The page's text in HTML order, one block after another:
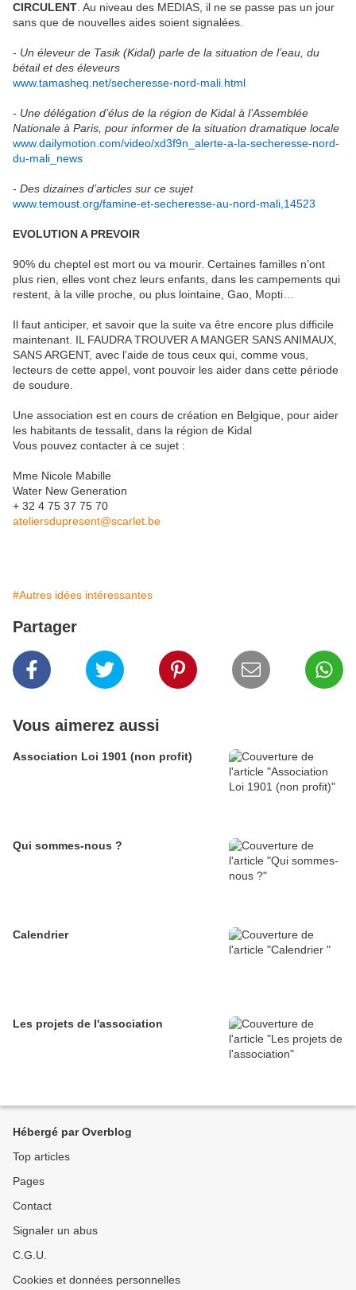
CIRCULENT . Au niveau des MEDIAS, il ne se passe pas un jour
sans que de nouvelles aides soient signalées.
- Un éleveur de Tasik (Kidal) parle de la situation de l’eau, du
bétail et des éleveurs
www.tamasheq.net/secheresse-nord-mali.html
- Une délégation d’élus de la région de Kidal à l’Assemblée
Nationale à Paris, pour informer de la situation dramatique locale
www.dailymotion.com/video/xd3f9n_alerte-a-la-secheresse-nord-
du-mali_news
- Des dizaines d’articles sur ce sujet
www.temoust.org/famine-et-secheresse-au-nord-mali,14523
EVOLUTION A PREVOIR
90% du cheptel est mort ou va mourir. Certaines familles n’ont
plus rien, elles vont chez leurs enfants, dans les campements qui
restent, à la ville proche, ou plus lointaine, Gao, Mopti…
Il faut anticiper, et savoir que la suite va être encore plus difficile
maintenant. IL FAUDRA TROUVER A MANGER SANS ANIMAUX,
SANS ARGENT, avec l’aide de tous ceux qui, comme vous,
lecteurs de cette appel, vont pouvoir les aider dans cette période
de soudure.
Une association est en cours de création en Belgique, pour aider
les habitants de tessalit, dans la région de Kidal
Vous pouvez contacter à ce sujet :
Mme Nicole Mabille
Water New Generation
+ 32 4 75 37 75 70
ateliersdupresent@scarlet.be
#Autres idées intéressantes
Partager
Vous aimerez aussi
Association Loi 1901 (non profit)
Qui sommes-nous ?
Calendrier
Les projets de l'association
Hébergé par Overblog
Top articles
Pages
Contact
Signaler un abus
C.G.U.
Cookies et données personnelles